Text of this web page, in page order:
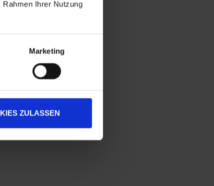
Ihrer Nutzung
Marketing
ZULASSEN